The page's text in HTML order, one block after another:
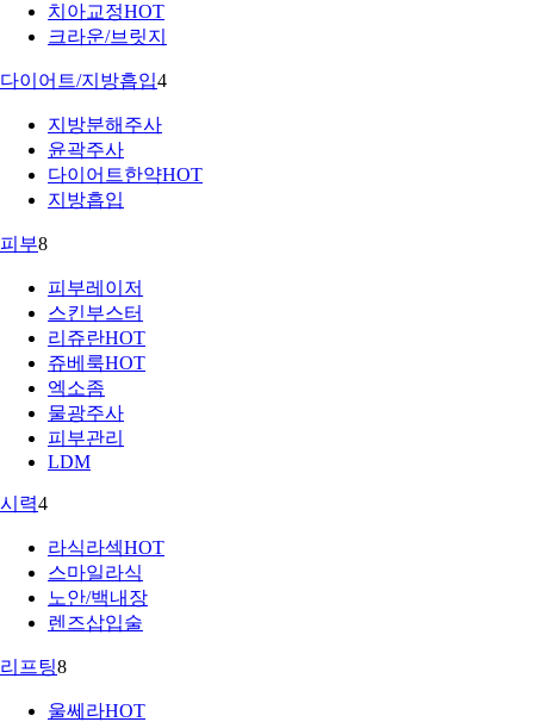
치아교정HOT
크라운/브릿지
다이어트/지방흡입4
지방분해주사
윤곽주사
다이어트한약HOT
지방흡입
피부8
피부레이저
스킨부스터
리쥬란HOT
쥬베룩HOT
엑소좀
물광주사
피부관리
LDM
시력4
라식라섹HOT
스마일라식
노안/백내장
렌즈삽입술
리프팅8
울쎄라HOT